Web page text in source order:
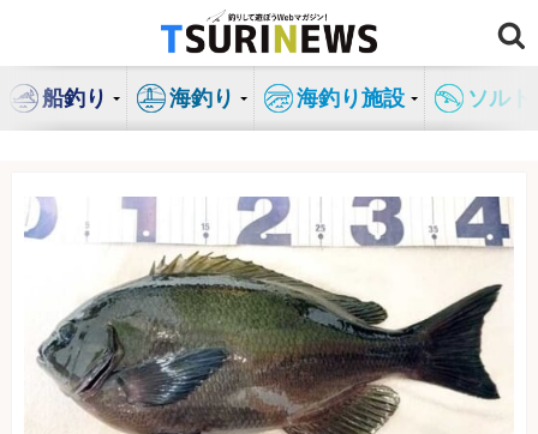
ン
船釣り 海釣り 海釣り施設 ソル